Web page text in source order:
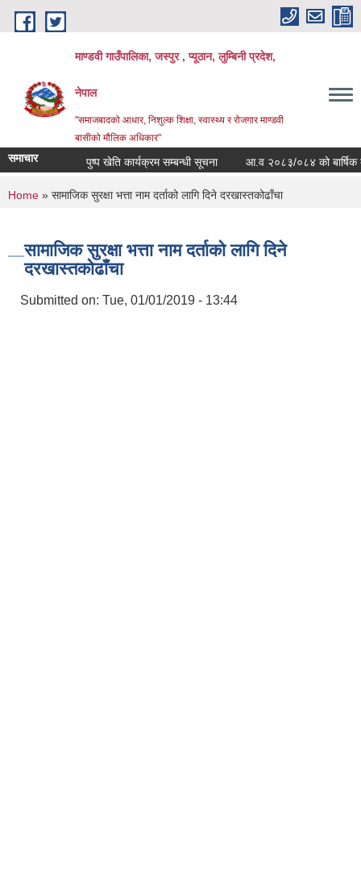
Skip to main content
माण्डवी गाउँपालिका, जस्पुर , प्यूठान, लुम्बिनी प्रदेश,
नेपाल
"समाजबादको आधार, निशुल्क शिक्षा, स्वास्थ्य र रोजगार माण्डवी
बासीको मौलिक अधिकार"
समाचार पुष्प खेति कार्यक्रम सम्बन्धी सूचना आ.व २०८३/०८४ को बार्षिक बजेट
You are here
Home » सामाजिक सुरक्षा भत्ता नाम दर्ताको लागि दिने दरखास्तकोढाँचा
सामाजिक सुरक्षा भत्ता नाम दर्ताको लागि दिने
दरखास्तकोढाँचा
Submitted on: Tue, 01/01/2019 - 13:44